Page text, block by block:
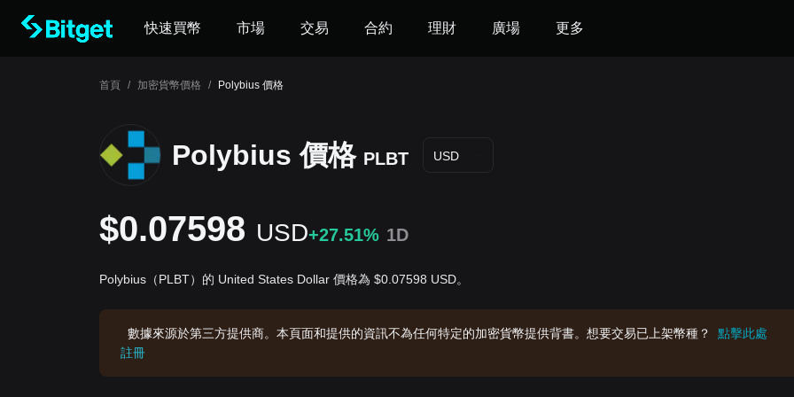
快速買幣 市場 交易 合約 理財 廣場 更多
首頁 / 加密貨幣價格 / Polybius 價格
Polybius 價格 PLBT USD
$0.07598 USD+27.51% 1D
Polybius（PLBT）的 United States Dollar 價格為 $0.07598 USD。
數據來源於第三方提供商。本頁面和提供的資訊不為任何特定的加密貨幣提供背書。想要交易已上架幣種？
點擊此處
註冊